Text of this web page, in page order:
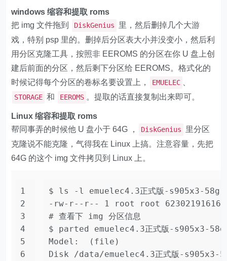
windows 缩容和提取 roms
把 img 文件拖到
DiskGenius
里，然后删掉几个大游
戏，特别 psp 里的。删掉后分区表大小并没变小，然后利
用分区克隆工具，按照非 EEROMS 的分区在你 U 盘上创
建后前面的分区，然后剩下分区给 EEROMS。格式化的
时候记得每个分区的卷标名要设置上，
EMUELEC
STORAGE 和 EEROMS 。提取的话直接复制出来即可。
Linux 缩容和提取 roms
帮同事弄的时候他 U 盘小于 64G ，
DiskGenius
里分区
克隆说不能克隆，气得我在 Linux 上搞。注意容量，先把
64G 的这个 img 文件拷贝到 Linux 上。
1
2
3
4
5
6
$ ls
-l emuelec4.3正式版-s905x3-
-rw-r--r-- 1 root root 62302191616
# 查看下 img 分区信息
$ parted emuelec4.3正式版-s905x3-
Model:  (file)
Disk /data/emuelec4.3正式版-s905x3-